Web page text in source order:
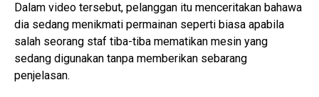
Dalam video tersebut, pelanggan itu menceritakan bahawa
dia sedang menikmati permainan seperti biasa apabila
salah seorang staf tiba-tiba mematikan mesin yang
sedang digunakan tanpa memberikan sebarang
penjelasan.